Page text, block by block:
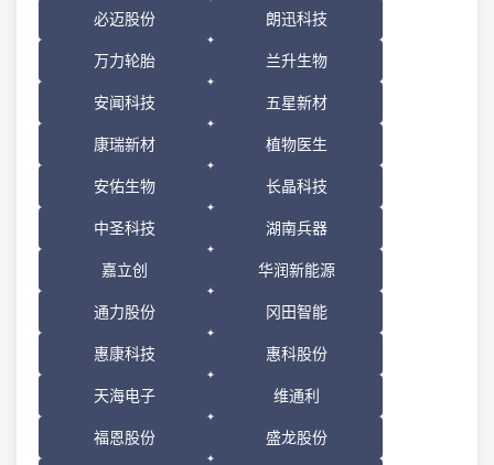
必迈股份 朗迅科技
万力轮胎 兰升生物
安闻科技 五星新材
康瑞新材 植物医生
安佑生物 长晶科技
中圣科技 湖南兵器
嘉立创 华润新能源
通力股份 冈田智能
惠康科技 惠科股份
天海电子 维通利
福恩股份 盛龙股份